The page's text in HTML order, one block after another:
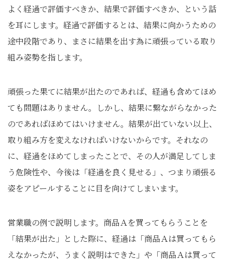
よく経過で評価すべきか、結果で評価すべきか、という話
を耳にします。経過で評価するとは、結果に向かうための
途中段階であり、まさに結果を出す為に頑張っている取り
組み姿勢を指します。
頑張った果てに結果が出たのであれば、経過も含めてほめ
ても問題はありません。しかし、結果に繋ながらなかった
のであればほめてはいけません。結果が出ていない以上、
取り組み方を変えなければいけないからです。それなの
に、経過をほめてしまったことで、その人が満足してしま
う危険性や、今後は「経過を良く見せる」、つまり頑張る
姿をアピールすることに目を向けてしまいます。
営業職の例で説明します。商品Ａを買ってもらうことを
「結果が出た」とした際に、経過は「商品Ａは買ってもら
えなかったが、うまく説明はできた」や「商品Ａは買って